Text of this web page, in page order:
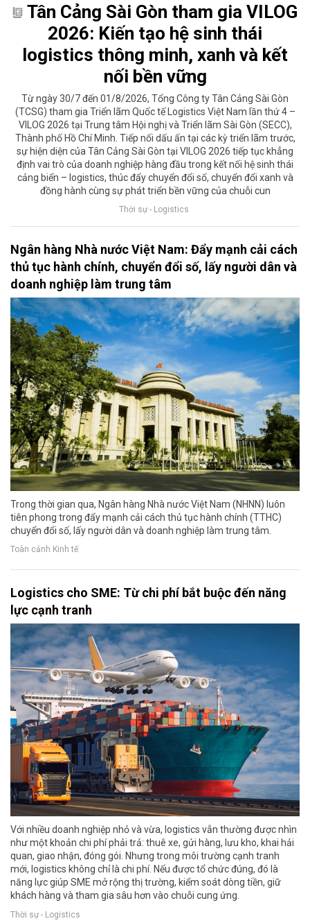
Tân Cảng Sài Gòn tham gia VILOG
2026: Kiến tạo hệ sinh thái
logistics thông minh, xanh và kết
nối bền vững
Từ ngày 30/7 đến 01/8/2026, Tổng Công ty Tân Cảng Sài Gòn
(TCSG) tham gia Triển lãm Quốc tế Logistics Việt Nam lần thứ 4 –
VILOG 2026 tại Trung tâm Hội nghị và Triển lãm Sài Gòn (SECC),
Thành phố Hồ Chí Minh. Tiếp nối dấu ấn tại các kỳ triển lãm trước,
sự hiện diện của Tân Cảng Sài Gòn tại VILOG 2026 tiếp tục khẳng
định vai trò của doanh nghiệp hàng đầu trong kết nối hệ sinh thái
cảng biển – logistics, thúc đẩy chuyển đổi số, chuyển đổi xanh và
đồng hành cùng sự phát triển bền vững của chuỗi cun
Thời sự - Logistics
Ngân hàng Nhà nước Việt Nam: Đẩy mạnh cải cách
thủ tục hành chính, chuyển đổi số, lấy người dân và
doanh nghiệp làm trung tâm
Trong thời gian qua, Ngân hàng Nhà nước Việt Nam (NHNN) luôn
tiên phong trong đẩy mạnh cải cách thủ tục hành chính (TTHC)
chuyển đổi số, lấy người dân và doanh nghiệp làm trung tâm.
Toàn cảnh Kinh tế
Logistics cho SME: Từ chi phí bắt buộc đến năng
lực cạnh tranh
Với nhiều doanh nghiệp nhỏ và vừa, logistics vẫn thường được nhìn
như một khoản chi phí phải trả: thuê xe, gửi hàng, lưu kho, khai hải
quan, giao nhận, đóng gói. Nhưng trong môi trường cạnh tranh
mới, logistics không chỉ là chi phí. Nếu được tổ chức đúng, đó là
năng lực giúp SME mở rộng thị trường, kiểm soát dòng tiền, giữ
khách hàng và tham gia sâu hơn vào chuỗi cung ứng.
Thời sự - Logistics